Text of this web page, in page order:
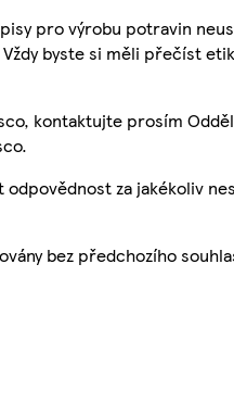
pro výrobu potravin
byste si měli přečíst
kontaktujte prosím
za jakékoliv
bez předchozího